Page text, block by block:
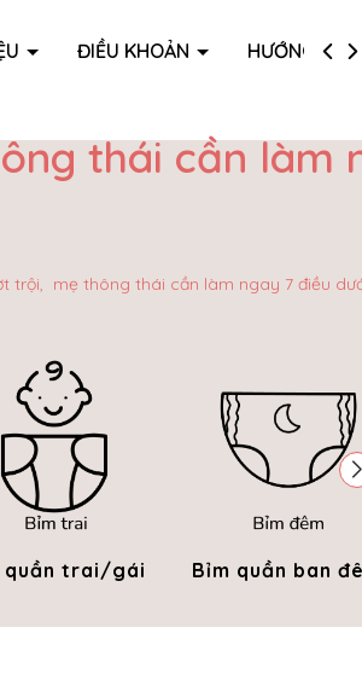
ĐIỀU KHOẢN HƯỚNG DẪN
thái cần làm
trội, mẹ thông thái cần làm ngay 7 điều
quần trai/gái Bỉm quần ban